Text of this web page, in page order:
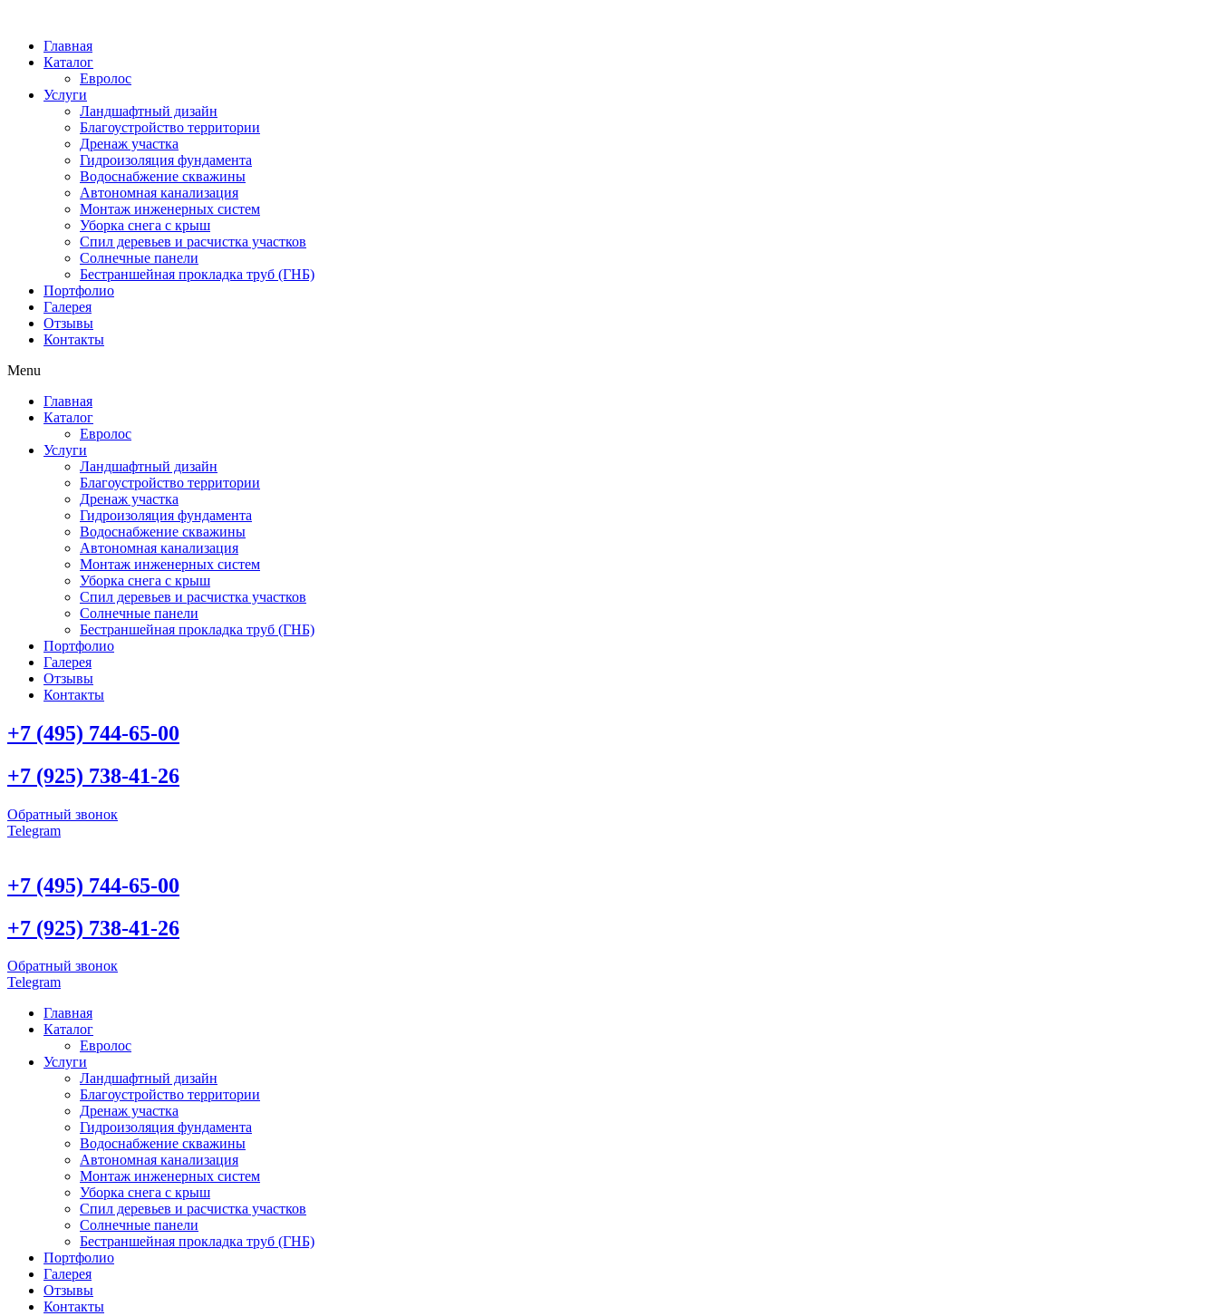
Главная
Каталог
Евролос
Услуги
Ландшафтный дизайн
Благоустройство территории
Дренаж участка
Гидроизоляция фундамента
Водоснабжение скважины
Автономная канализация
Монтаж инженерных систем
Уборка снега с крыш
Спил деревьев и расчистка участков
Солнечные панели
Бестраншейная прокладка труб (ГНБ)
Портфолио
Галерея
Отзывы
Контакты
Menu
Главная
Каталог
Евролос
Услуги
Ландшафтный дизайн
Благоустройство территории
Дренаж участка
Гидроизоляция фундамента
Водоснабжение скважины
Автономная канализация
Монтаж инженерных систем
Уборка снега с крыш
Спил деревьев и расчистка участков
Солнечные панели
Бестраншейная прокладка труб (ГНБ)
Портфолио
Галерея
Отзывы
Контакты
+7 (495) 744-65-00
+7 (925) 738-41-26
Обратный звонок
Telegram
+7 (495) 744-65-00
+7 (925) 738-41-26
Обратный звонок
Telegram
Главная
Каталог
Евролос
Услуги
Ландшафтный дизайн
Благоустройство территории
Дренаж участка
Гидроизоляция фундамента
Водоснабжение скважины
Автономная канализация
Монтаж инженерных систем
Уборка снега с крыш
Спил деревьев и расчистка участков
Солнечные панели
Бестраншейная прокладка труб (ГНБ)
Портфолио
Галерея
Отзывы
Контакты